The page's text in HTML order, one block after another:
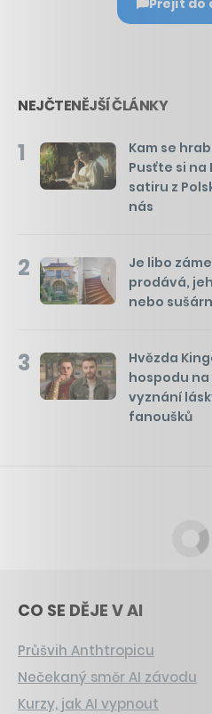
Přejít do
NEJČTENĚJŠÍ ČLÁNKY
1
Kam se
Pusťte si
satiru z
nás
2
Je libo
prodává,
nebo
3
Hvězda
hospodu
vyznání
fanoušků
CO SE DĚJE V AI
Průšvih Anthtropicu
Nečekaný směr AI závodu
Kurzy, jak AI vypnout